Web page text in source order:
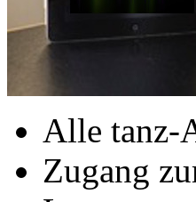
Alle tanz-
Zugang